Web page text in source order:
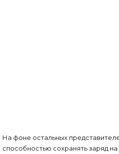
На фоне остальных
способностью сохранять заряд